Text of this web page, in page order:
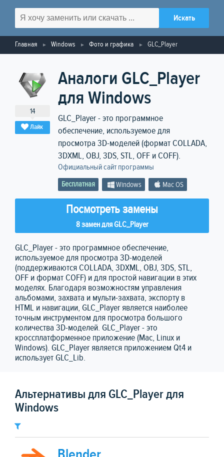
Главная Windows Фото и графика GLC_Player
14
Лайк
Аналоги GLC_Player
для Windows
GLC_Player - это программное
обеспечение, используемое для
просмотра 3D-моделей (формат COLLADA,
3DXML, OBJ, 3DS, STL, OFF и COFF).
Официальный сайт программы
Бесплатная Windows Mac OS
Посмотреть замены
8 замен для GLC_Player
GLC_Player - это программное обеспечение,
используемое для просмотра 3D-моделей
(поддерживаются COLLADA, 3DXML, OBJ, 3DS, STL,
OFF и формат COFF) и для простой навигации в этих
моделях. Благодаря возможностям управления
альбомами, захвата и мульти-захвата, экспорту в
HTML и навигации, GLC_Player является наиболее
точным инструментом для просмотра большого
количества 3D-моделей. GLC_Player - это
кроссплатформенное приложение (Mac, Linux и
Windows). GLC_Player является приложением Qt4 и
использует GLC_Lib.
Альтернативы для GLC_Player для
Windows